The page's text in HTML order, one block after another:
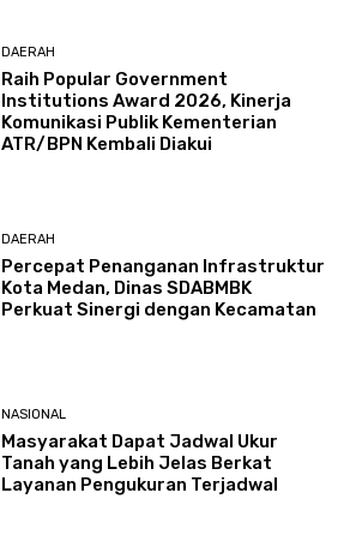
DAERAH
Raih Popular Government
Institutions Award 2026, Kinerja
Komunikasi Publik Kementerian
ATR/BPN Kembali Diakui
DAERAH
Percepat Penanganan Infrastruktur
Kota Medan, Dinas SDABMBK
Perkuat Sinergi dengan Kecamatan
NASIONAL
Masyarakat Dapat Jadwal Ukur
Tanah yang Lebih Jelas Berkat
Layanan Pengukuran Terjadwal